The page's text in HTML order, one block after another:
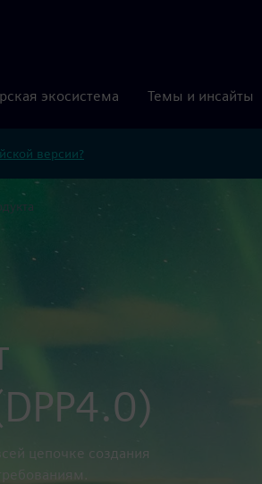
экосистема Темы и инсайты
версии?
цепочке создания